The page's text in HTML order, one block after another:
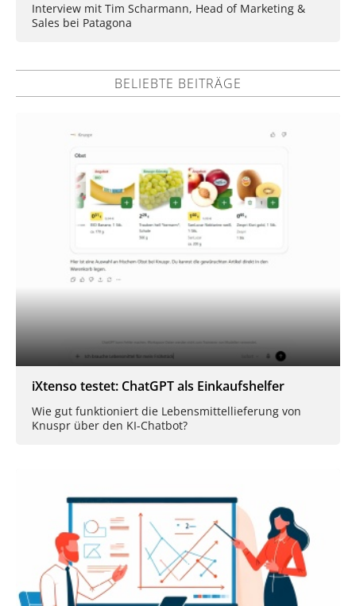
Interview mit Tim Scharmann, Head of Marketing &
Sales bei Patagona
BELIEBTE BEITRÄGE
iXtenso testet: ChatGPT als Einkaufshelfer
Wie gut funktioniert die Lebensmittellieferung von
Knuspr über den KI-Chatbot?